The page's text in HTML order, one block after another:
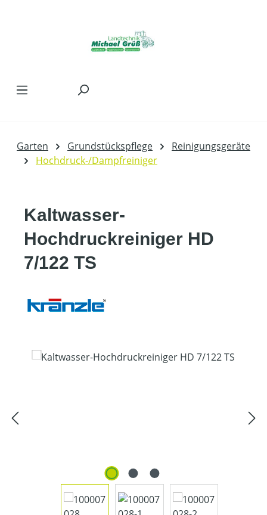
Garten Grundstückspflege
Reinigungsgeräte
Hochdruck-/Dampfreiniger
Kaltwasser-
Hochdruckreiniger HD
7/122 TS
Bildergalerie überspringen